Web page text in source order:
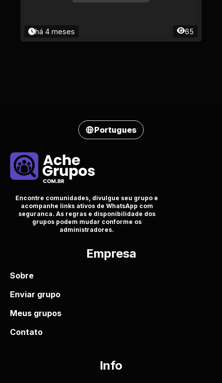
há 4 meses 65
Portugues
Encontre comunidades, divulgue seu grupo e
acompanhe links ativos de WhatsApp com
seguranca. As regras e disponibilidade dos
grupos podem mudar conforme os
administradores.
Empresa
Sobre
Enviar grupo
Meus grupos
Contato
Info